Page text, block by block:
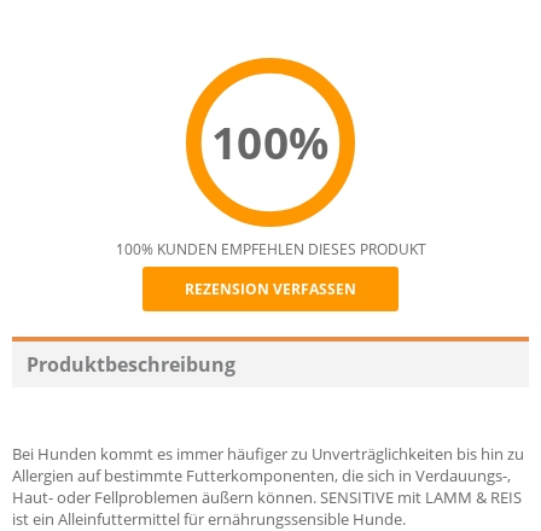
100%
Recommend
100% KUNDEN EMPFEHLEN DIESES PRODUKT
REZENSION VERFASSEN
Produktbeschreibung
Bei Hunden kommt es immer häufiger zu Unverträglichkeiten bis hin zu
Allergien auf bestimmte Futterkomponenten, die sich in Verdauungs-,
Haut- oder Fellproblemen äußern können. SENSITIVE mit LAMM & REIS
ist ein Alleinfuttermittel für ernährungssensible Hunde.